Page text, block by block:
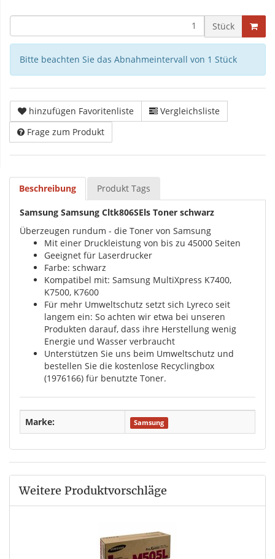
Stück
Bitte beachten Sie das Abnahmeintervall von 1 Stück
hinzufügen Favoritenliste
Vergleichsliste
Frage zum Produkt
Beschreibung Produkt Tags
Samsung Samsung Cltk806SEls Toner schwarz
Überzeugen rundum - die Toner von Samsung
Mit einer Druckleistung von bis zu 45000 Seiten
Geeignet für Laserdrucker
Farbe: schwarz
Kompatibel mit: Samsung MultiXpress K7400,
K7500, K7600
Für mehr Umweltschutz setzt sich Lyreco seit
langem ein: So achten wir etwa bei unseren
Produkten darauf, dass ihre Herstellung wenig
Energie und Wasser verbraucht
Unterstützen Sie uns beim Umweltschutz und
bestellen Sie die kostenlose Recyclingbox
(1976166) für benutzte Toner.
Marke: Samsung
Weitere Produktvorschläge